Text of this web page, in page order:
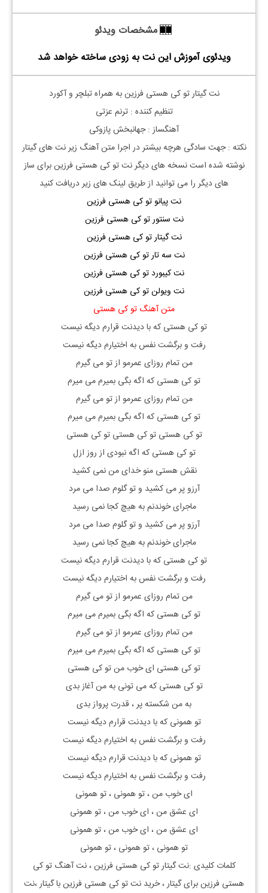
مشخصات ویدئو
ویدئوی آموزش این نت به زودی ساخته خواهد شد
نت گیتار تو کی هستی فرزین به همراه تبلچر و آکورد
تنظیم کننده : ترنم عزتی
آهنگساز : جهانبخش پازوکی
نکته : جهت سادگی هرچه بیشتر در اجرا متن آهنگ زیر نت های گیتار
نوشته شده است نسخه های دیگر نتتو کی هستی فرزینبرای ساز
های دیگر را می توانید از طریق لینک های زیر دریافت کنید
نت پیانو تو کی هستی فرزین
نت سنتور تو کی هستی فرزین
نت گیتار تو کی هستی فرزین
نت سه تار تو کی هستی فرزین
نت کیبورد تو کی هستی فرزین
نت ویولن تو کی هستی فرزین
متن آهنگ تو کی هستی
تو کی هستی که با دیدنت قرارم دیگه نیست
رفت و برگشت نفس به اختیارم دیگه نیست
من تمام روزای عمرمو از تو می گیرم
تو کی هستی که اگه بگی بمیرم می میرم
من تمام روزای عمرمو از تو می گیرم
تو کی هستی که اگه بگی بمیرم می میرم
تو کی هستی تو کی هستی تو کی هستی
تو کی هستی که اگه نبودی از روز ازل
نقش هستی منو خدای من نمی کشید
آرزو پر می کشید و تو گلوم صدا می مرد
ماجرای خوندنم به هیچ کجا نمی رسید
آرزو پر می کشید و تو گلوم صدا می مرد
ماجرای خوندنم به هیچ کجا نمی رسید
تو کی هستی که با دیدنت قرارم دیگه نیست
رفت و برگشت نفس به اختیارم دیگه نیست
من تمام روزای عمرمو از تو می گیرم
تو کی هستی که اگه بگی بمیرم می میرم
من تمام روزای عمرمو از تو می گیرم
تو کی هستی که اگه بگی بمیرم می میرم
تو کی هستی ای خوب من تو کی هستی
تو کی هستی که می تونی به من آغاز بدی
به من شکسته پر ، قدرت پرواز بدی
تو همونی که با دیدنت قرارم دیگه نیست
رفت و برگشت نفس به اختیارم دیگه نیست
تو همونی که با دیدنت قرارم دیگه نیست
رفت و برگشت نفس به اختیارم دیگه نیست
ای خوب من ، تو همونی ، تو همونی
ای عشق من ، ای خوب من ، تو همونی
ای عشق من ، ای خوب من ، تو همونی
تو همونی ، تو همونی ، تو همونی
کلمات کلیدی :نت گیتارتو کی هستی فرزین، نت آهنگ تو کی
هستی فرزینبرای گیتار ، خرید نتتو کی هستی فرزینبا گیتار ،نت